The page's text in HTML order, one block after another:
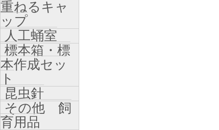
重ねるキャ
ップ
人工蛹室
標本箱・標
本作成セッ
ト
昆虫針
その他 飼
育用品